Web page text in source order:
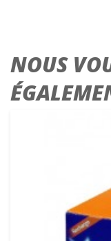
NOUS